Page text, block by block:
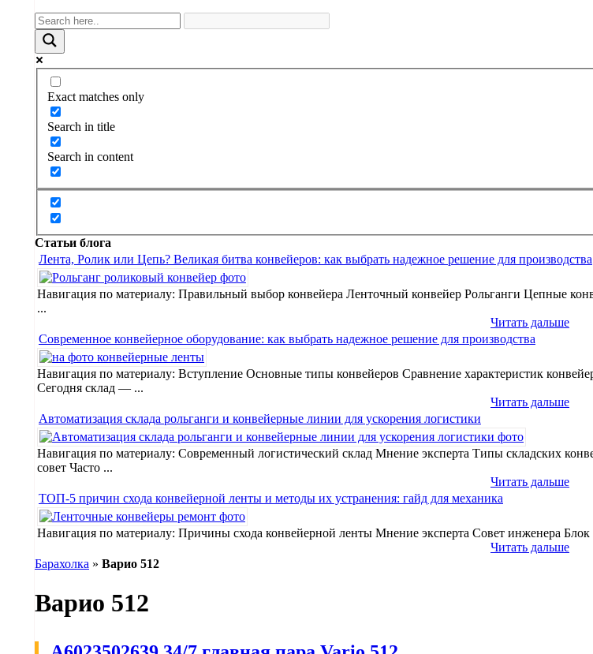
Exact matches only
Search in title
Search in content
Статьи блога
Лента, Ролик или Цепь? Великая битва конвейеров: как выбрать надежное решение для производства
Навигация по материалу: Правильный выбор конвейера Ленточный конвейер Рольганги Цепные
...
Читать дальше
Современное конвейерное оборудование: как выбрать надежное решение для производства
Навигация по материалу: Вступление Основные типы конвейеров Сравнение характеристик
Сегодня склад — ...
Читать дальше
Автоматизация склада рольганги и конвейерные линии для ускорения логистики
Навигация по материалу: Современный логистический склад Мнение эксперта Типы складских
совет Часто ...
Читать дальше
ТОП-5 причин схода конвейерной ленты и методы их устранения: гайд для механика
Навигация по материалу: Причины схода конвейерной ленты Мнение эксперта Совет инженера
Читать дальше
Барахолка » Bapио 512
Bapио 512